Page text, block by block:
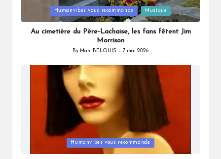
in
Humanvibes vous recommande Musique
Au cimetière du Père-Lachaise, les fans fêtent Jim
Morrison
Posted
By Marc BELOUIS 7 mai 2026
in
Humanvibes vous recommande